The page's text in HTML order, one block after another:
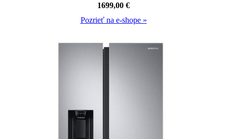
1699,00 €
Pozrieť na e-shope »